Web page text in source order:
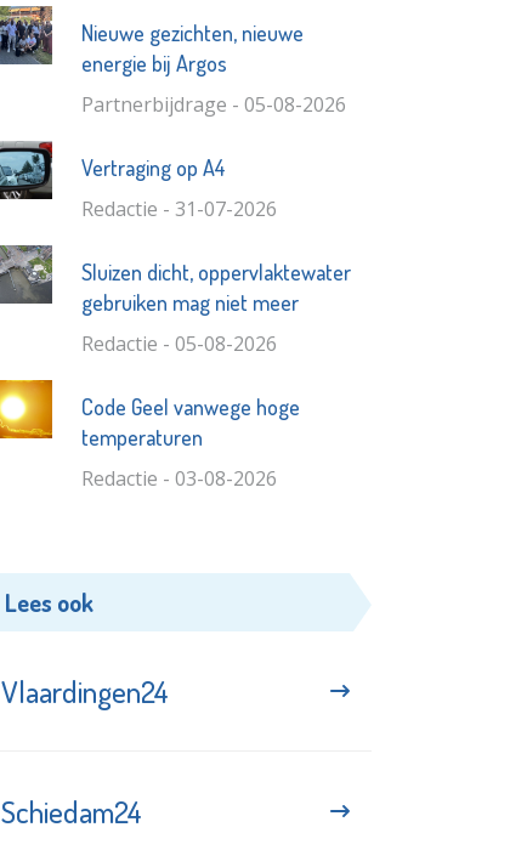
Nieuwe gezichten, nieuwe
energie bij Argos
Partnerbijdrage - 05-08-2026
Vertraging op A4
Redactie - 31-07-2026
Sluizen dicht, oppervlaktewater
gebruiken mag niet meer
Redactie - 05-08-2026
Code Geel vanwege hoge
temperaturen
Redactie - 03-08-2026
Lees ook
Vlaardingen24
Schiedam24